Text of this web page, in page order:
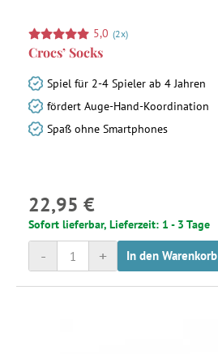
5,0 (2x)
Crocs’ Socks
Spiel für 2-4 Spieler ab 4 Jahren
fördert Auge-Hand-Koordination
Spaß ohne Smartphones
22,95 €
Sofort lieferbar, Lieferzeit: 1 - 3 Tage
+
- In den Warenkorb